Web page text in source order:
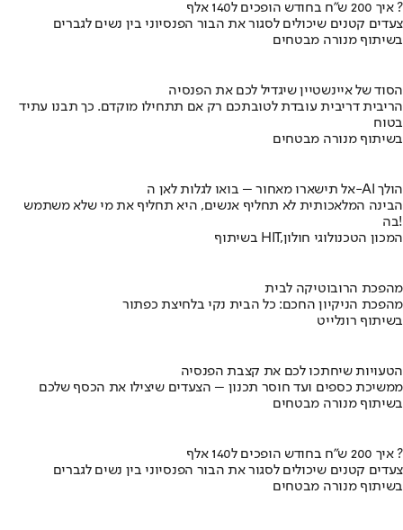
איך 200 ש"ח בחודש הופכים ל140 אלף ?
צעדים קטנים שיכולים לסגור את הבור הפנסיוני בין נשים לגברים
בשיתוף מנורה מבטחים
הסוד של איינשטיין שיגדיל לכם את הפנסיה
הריבית דריבית עובדת לטובתכם רק אם תתחילו מוקדם. כך תבנו עתיד
בטוח
בשיתוף מנורה מבטחים
אל תישארו מאחור – בואו לגלות לאן ה-AI הולך
הבינה המלאכותית לא תחליף אנשים, היא תחליף את מי שלא משתמש
בה!
בשיתוף HIT,המכון הטכנולוגי חולון
מהפכת הרובוטיקה לבית
מהפכת הניקיון החכם: כל הבית נקי בלחיצת כפתור
בשיתוף רונלייט
הטעויות שיחתכו לכם את קצבת הפנסיה
ממשיכת כספים ועד חוסר תכנון – הצעדים שיצילו את הכסף שלכם
בשיתוף מנורה מבטחים
איך 200 ש"ח בחודש הופכים ל140 אלף ?
צעדים קטנים שיכולים לסגור את הבור הפנסיוני בין נשים לגברים
בשיתוף מנורה מבטחים